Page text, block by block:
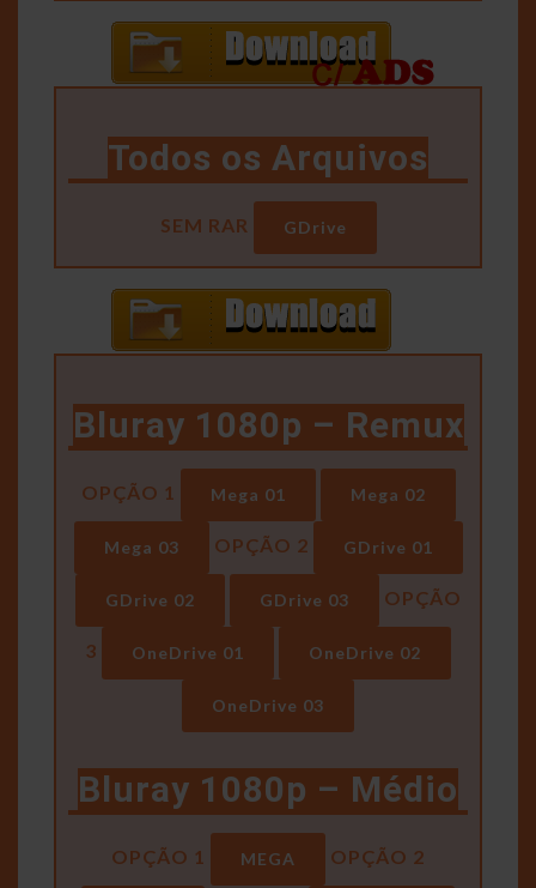
Todos os Arquivos
SEM RAR GDrive
Bluray 1080p – Remux
OPÇÃO 1 Mega 01 Mega 02
Mega 03 OPÇÃO 2 GDrive 01
GDrive 02 GDrive 03 OPÇÃO
3 OneDrive 01 OneDrive 02
OneDrive 03
Bluray 1080p – Médio
OPÇÃO 1 MEGA OPÇÃO 2